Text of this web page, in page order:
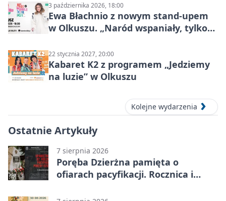
3 października 2026, 18:00
Ewa Błachnio z nowym stand-upem
w Olkuszu. „Naród wspaniały, tylko
22 stycznia 2027, 20:00
Kabaret K2 z programem „Jedziemy
na luzie” w Olkuszu
Kolejne wydarzenia
Ostatnie Artykuły
7 sierpnia 2026
Poręba Dzierżna pamięta o
ofiarach pacyfikacji. Rocznica i